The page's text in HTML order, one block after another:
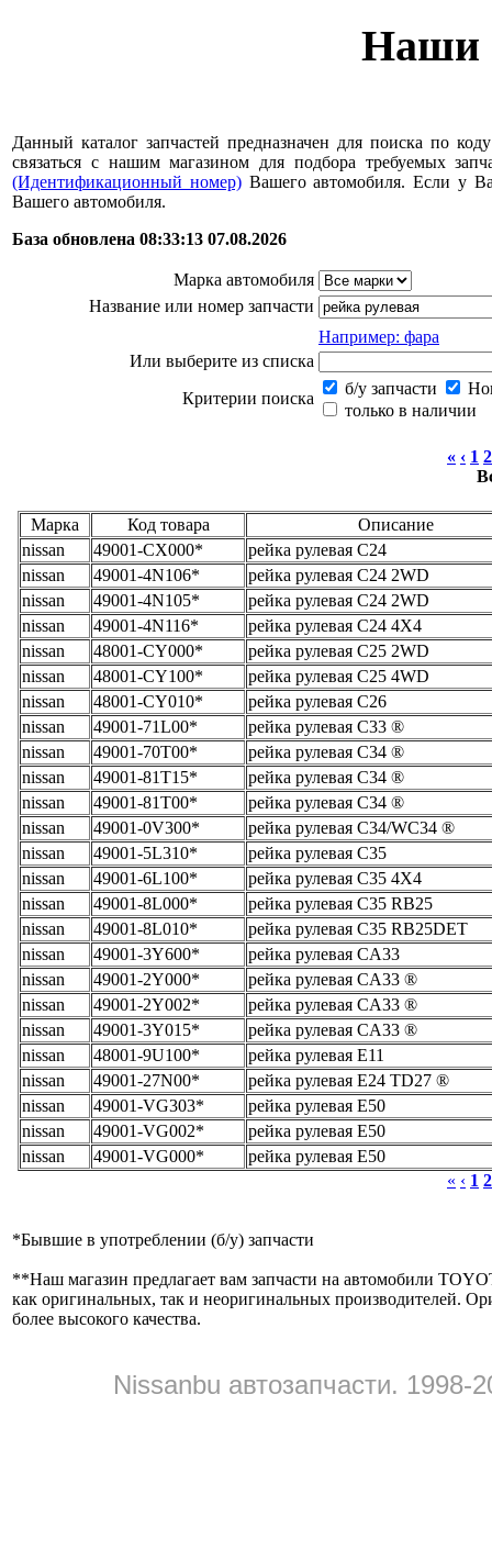
Наши
Данный каталог запчастей предназначен для поиска по
связаться с нашим магазином для подбора требуемых
(Идентификационный номер)Вашего автомобиля. Если у
Вашего автомобиля.
База обновлена 08:33:13 07.08.2026
Марка автомобиля
Название или номер запчасти
Например: фара
Или выберите из списка
Критерии поиска
б/у запчасти
только в наличии
« ‹ 1 2
Марка Код товара
Описание
nissan
49001-CX000*
рейка рулевая C24
nissan
49001-4N106*
рейка рулевая C24 2WD
nissan
49001-4N105*
рейка рулевая C24 2WD
nissan
49001-4N116*
рейка рулевая C24 4X4
nissan
48001-CY000*
рейка рулевая C25 2WD
nissan
48001-CY100*
рейка рулевая C25 4WD
nissan
48001-CY010*
рейка рулевая C26
nissan
49001-71L00*
рейка рулевая C33 ®
nissan
49001-70T00*
рейка рулевая C34 ®
nissan
49001-81T15*
рейка рулевая C34 ®
nissan
49001-81T00*
рейка рулевая C34 ®
nissan
49001-0V300*
рейка рулевая C34/WC34 ®
nissan
49001-5L310*
рейка рулевая C35
nissan
49001-6L100*
рейка рулевая C35 4X4
nissan
49001-8L000*
рейка рулевая C35 RB25
nissan
49001-8L010*
рейка рулевая C35 RB25DET
nissan
49001-3Y600*
рейка рулевая CA33
nissan
49001-2Y000*
рейка рулевая CA33 ®
nissan
49001-2Y002*
рейка рулевая CA33 ®
nissan
49001-3Y015*
рейка рулевая CA33 ®
nissan
48001-9U100*
рейка рулевая E11
nissan
49001-27N00*
рейка рулевая E24 TD27 ®
nissan
49001-VG303*
рейка рулевая E50
nissan
49001-VG002*
рейка рулевая E50
nissan
49001-VG000*
рейка рулевая E50
« ‹ 1 2
*Бывшие в употреблении (б/y) запчасти
**Наш магазин предлагает вам запчасти на автомобили
как оригинальных, так и неоригинальных производителей.
более высокого качества.
Nissanbu автозапчасти. 1998-